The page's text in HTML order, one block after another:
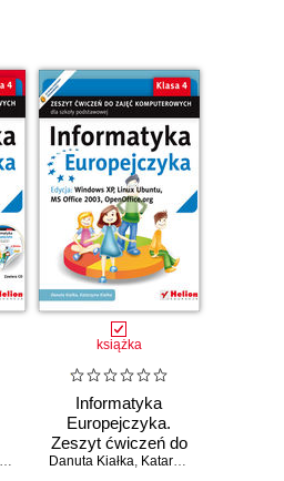
(Wydanie II)
książka
Informatyka
Europejczyka.
Zeszyt ćwiczeń do
zajęć
Danuta Kiałka, Katarzyna Kiałka